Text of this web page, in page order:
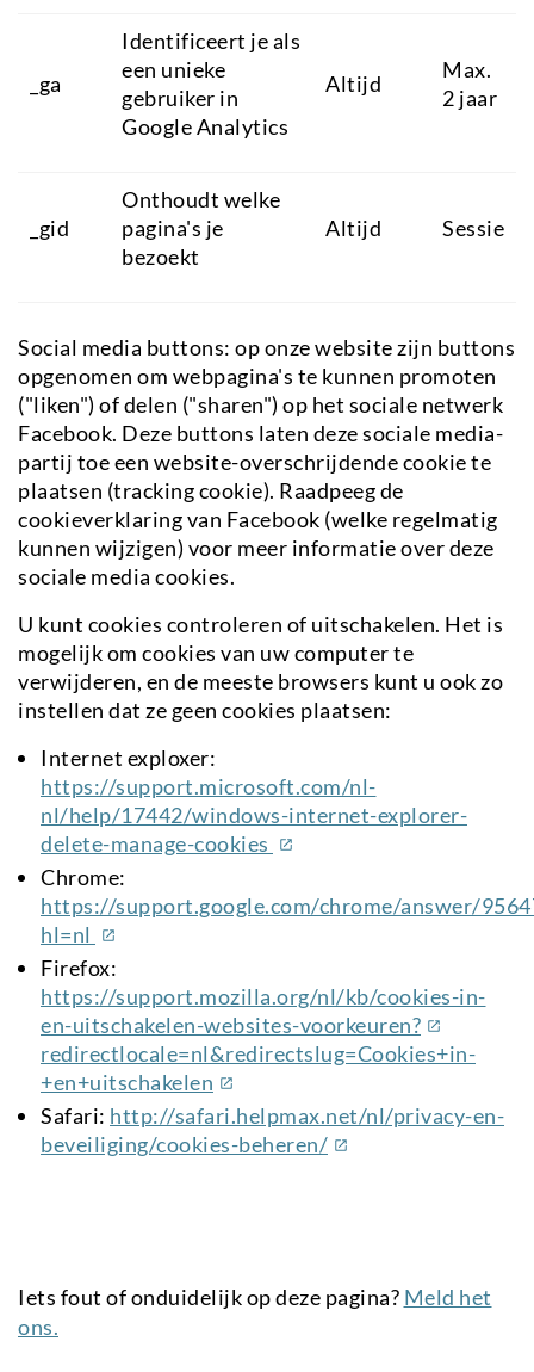
_ga
Identificeert je als
een unieke
gebruiker in
Google Analytics
Altijd
Max.
2 jaar
_gid
Onthoudt welke
pagina's je
bezoekt
Altijd Sessie
Social media buttons: op onze website zijn buttons
opgenomen om webpagina's te kunnen promoten
("liken") of delen ("sharen") op het sociale netwerk
Facebook. Deze buttons laten deze sociale media-
partij toe een website-overschrijdende cookie te
plaatsen (tracking cookie). Raadpeeg de
cookieverklaring van Facebook (welke regelmatig
kunnen wijzigen) voor meer informatie over deze
sociale media cookies.
U kunt cookies controleren of uitschakelen. Het is
mogelijk om cookies van uw computer te
verwijderen, en de meeste browsers kunt u ook zo
instellen dat ze geen cookies plaatsen:
Internet exploxer:
https://support.microsoft.com/nl-
nl/help/17442/windows-internet-explorer-
delete-manage-cookies (externe
Chrome:
https://support.google.com/chrome/answer/
hl=nl (externe
link)
Firefox:
https://support.mozilla.org/nl/kb/cookies-in-
en-uitschakelen-websites-voorkeuren?(externe
link)
redirectlocale=nl&redirectslug=Cookies+in-
+en+uitschakelen (externe
link)
Safari: http://safari.helpmax.net/nl/privacy-en-
beveiliging/cookies-beheren/(externe
Iets fout of onduidelijk op deze pagina? Meld het
ons.